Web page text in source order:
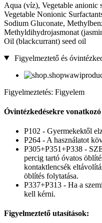
Aqua (víz), Vegetable anionic
Vegetable Nonionic
Sodium Gluconate,
Methyldihydrojasmonat
Oil (blackcurrant) seed oil
Figyelmeztető és
Figyelmeztetés: Figyelem
Óvintézkedésekre
P102 - Gyermekektől
P264 - A használatot
P305+P351+P338 -
percig tartó óvatos
kontaktlencsék
öblítés folytatása.
P337+P313 - Ha a
kell kérni.
Figyelmeztető utasítások: